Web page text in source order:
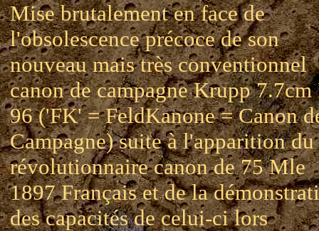
Mise brutalement en face de
l'obsolescence précoce de son
nouveau mais très conventionnel
canon de campagne Krupp 7.7cm
96 ('FK' = FeldKanone = Canon
Campagne) suite à l'apparition du
révolutionnaire canon de 75 Mle
1897 Français et de la
des capacités de celui-ci lors